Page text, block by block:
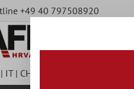
+49 40 797508920
IT| CH